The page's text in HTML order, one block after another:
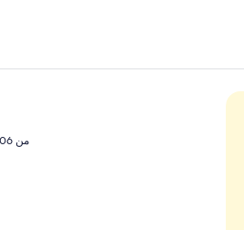
من 2026/09/06 إلى 2026/09/07